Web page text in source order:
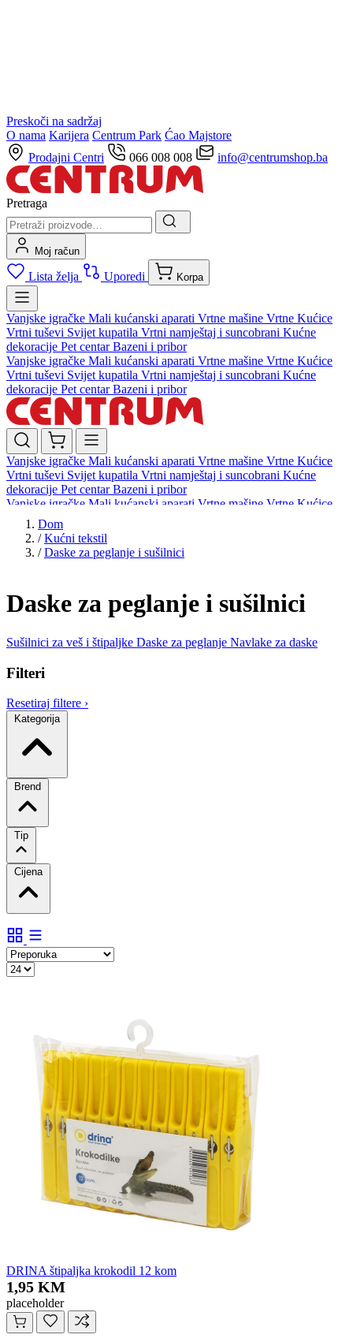
Preskoči na sadržaj
O nama Karijera Centrum Park Ćao Majstore
Prodajni Centri
066 008 008 info@centrumshop.ba
Pretraga
Moj račun
Lista želja Uporedi Korpa
Vanjske igračke Mali kućanski aparati Vrtne mašine Vrtne Kućice
Vrtni tuševi Svijet kupatila Vrtni namještaj i suncobrani Kućne
dekoracije Pet centarBazeni i pribor
Vanjske igračke Mali kućanski aparati Vrtne mašine Vrtne Kućice
Vrtni tuševi Svijet kupatila Vrtni namještaj i suncobrani Kućne
dekoracije Pet centarBazeni i pribor
Vanjske igračke Mali kućanski aparati Vrtne mašine Vrtne Kućice
Vrtni tuševi Svijet kupatila Vrtni namještaj i suncobrani Kućne
dekoracije Pet centarBazeni i pribor
Vanjske igračke Mali kućanski aparati Vrtne mašine Vrtne Kućice
Vrtni tuševi
dekoracijePet centar
Dom
/ Kućni tekstil
/ Daske za peglanje i sušilnici
Daske za peglanje i sušilnici
Sušilnici za veš i štipaljke Daske za peglanje Navlake za daske
Filteri
Resetiraj filtere ›
Kategorija
Brend
Tip
Cijena
DRINA štipaljka krokodil 12 kom
1,95 KM
placeholder